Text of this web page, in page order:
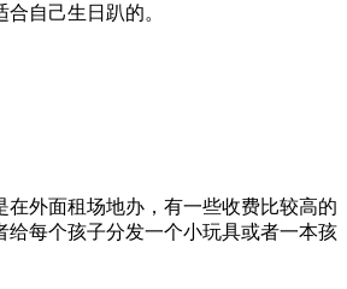
自己生日趴的。
外面租场地办，有一些收费比较高的
每个孩子分发一个小玩具或者一本孩